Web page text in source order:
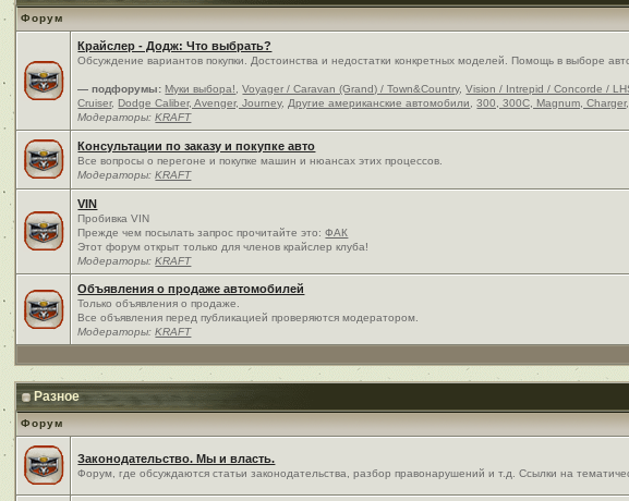
Форум
Крайслер - Додж: Что выбрать?
Обсуждение вариантов покупки. Достоинства и недостатки конкретных моделей. Помощь в выборе
— подфорумы: Муки выбора! ,Voyager / Caravan (Grand) / Town&Country,Vision / Intrepid / Concorde /
Cruiser, Dodge Caliber, Avenger, Journey, Другие американские автомобили ,300, 300C, Magnum, Charger,
Модераторы:KRAFT
Консультации по заказу и покупке авто
Все вопросы о перегоне и покупке машин и нюансах этих процессов.
Модераторы:KRAFT
VIN
Пробивка VIN
Прежде чем посылать запрос прочитайте это:ФАК
Этот форум открыт только для членов крайслер клуба!
Модераторы:KRAFT
Объявления о продаже автомобилей
Только объявления о продаже.
Все объявления перед публикацией проверяются модератором.
Модераторы:KRAFT
Разное
Форум
Законодательство. Мы и власть.
Форум, где обсуждаются статьи законодательства, разбор правонарушений и т.д. Ссылки на